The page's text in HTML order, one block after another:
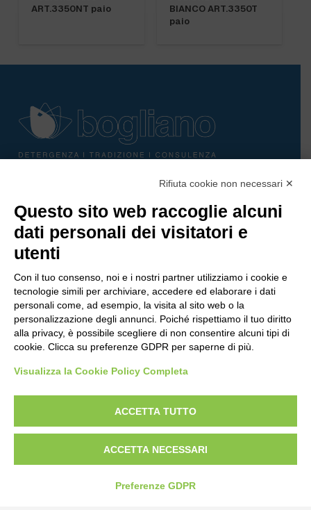
ART.3350NT paio
BIANCO ART.3350T
paio
Strada Statale 231 Alba-Bra
Borgo San Martino 44, 12060 Pocapaglia CN
Tel:0172-478161
Fax: 0172-487399
info@bogliano.it
Privacy Policy
Modifica preferenze cookie
Rifiuta cookie non necessari ✕
Questo sito web raccoglie alcuni
dati personali dei visitatori e
utenti
Con il tuo consenso, noi e i nostri partner utilizziamo i cookie e
tecnologie simili per archiviare, accedere ed elaborare i dati
personali come, ad esempio, la visita al sito web o la
personalizzazione degli annunci. Poiché rispettiamo il tuo diritto
alla privacy, è possibile scegliere di non consentire alcuni tipi di
cookie. Clicca su preferenze GDPR per saperne di più.
Visualizza la Cookie Policy Completa
ACCETTA TUTTO
ACCETTA NECESSARI
Preferenze GDPR